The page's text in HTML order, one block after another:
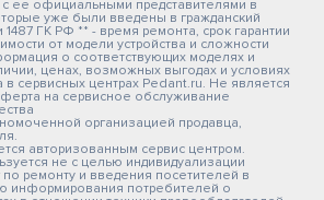
ее официальными представителями в
уже были введены в гражданский
1487 ГК РФ ** - время ремонта, срок гарантии
от модели устройства и сложности
о соответствующих моделях и
ценах, возможных выгодах и условиях
в сервисных центрах Pedant.ru. Не является
на сервисное обслуживание
организацией продавца,
авторизованным сервис центром.
не с целью индивидуализации
по ремонту и введения посетителей в
информирования потребителей о